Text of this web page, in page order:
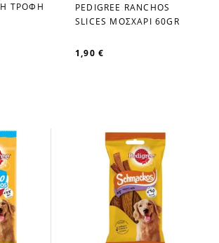
ΤΡΟΦΗ
favorite_border
PEDIGREE RANCHOS
SLICES ΜΟΣΧΑΡΙ 60GR
1,90 €